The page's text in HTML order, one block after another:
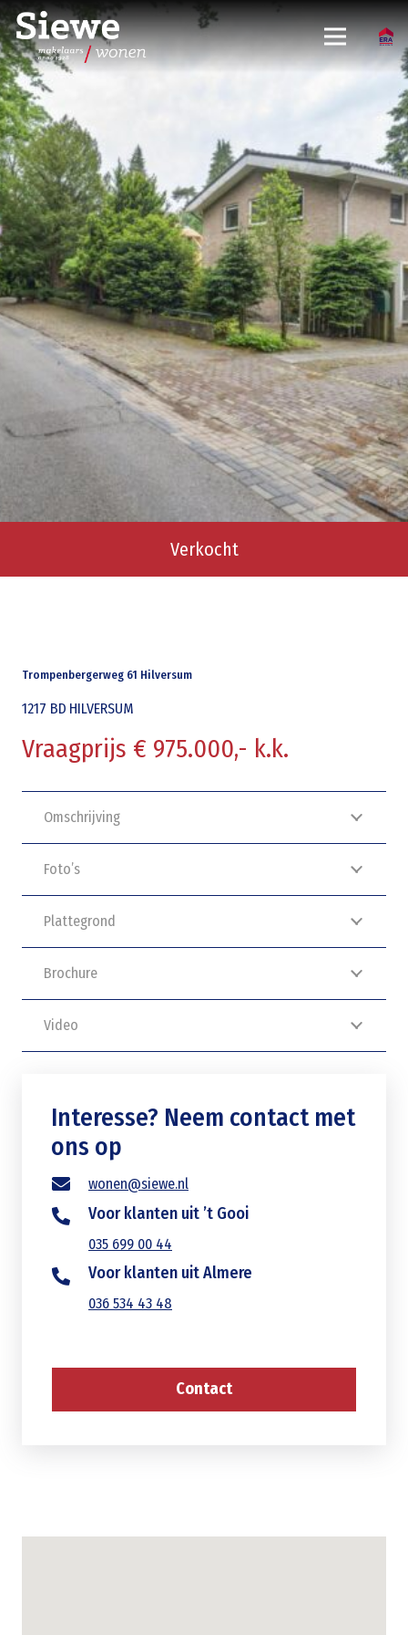
Verkocht
Trompenbergerweg 61 Hilversum
1217 BD HILVERSUM
Vraagprijs € 975.000,- k.k.
Omschrijving
Foto’s
Plattegrond
Brochure
Video
Interesse? Neem contact met
ons op
wonen@siewe.nl
Voor klanten uit ’t Gooi
035 699 00 44
Voor klanten uit Almere
036 534 43 48
Contact